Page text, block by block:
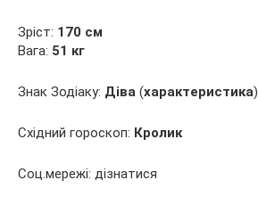
Зріст: 170 см
Вага: 51 кг
Знак Зодіаку: Діва (характеристика)
Східний гороскоп: Кролик
Соц.мережі: дізнатися